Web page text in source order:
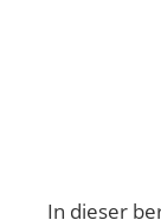
In dieser